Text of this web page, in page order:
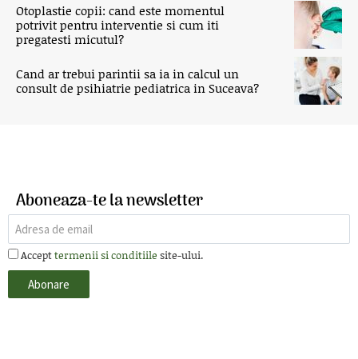
Otoplastie copii: cand este momentul
potrivit pentru interventie si cum iti
pregatesti micutul?
Cand ar trebui parintii sa ia in calcul un
consult de psihiatrie pediatrica in Suceava?
Aboneaza-te la newsletter
Accepttermenii si conditiile site-ului.